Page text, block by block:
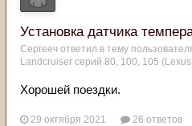
Установка датчика
Сергееч ответил в тему
Landcruiser серий 80, 100, 105
Хорошей поездки.
29 октября 2021 26 ответов